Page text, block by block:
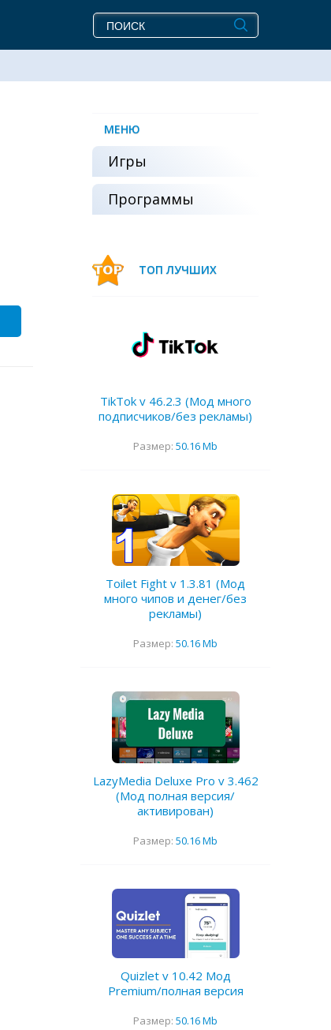
МЕНЮ
Игры
Программы
ТОП ЛУЧШИХ
TikTok v 46.2.3 (Мод много
подписчиков/без рекламы)
Размер: 50.16 Mb
Toilet Fight v 1.3.81 (Мод
много чипов и денег/без
рекламы)
Размер: 50.16 Mb
LazyMedia Deluxe Pro v 3.462
(Мод полная версия/
активирован)
Размер: 50.16 Mb
Quizlet v 10.42 Мод
Premium/полная версия
Размер: 50.16 Mb